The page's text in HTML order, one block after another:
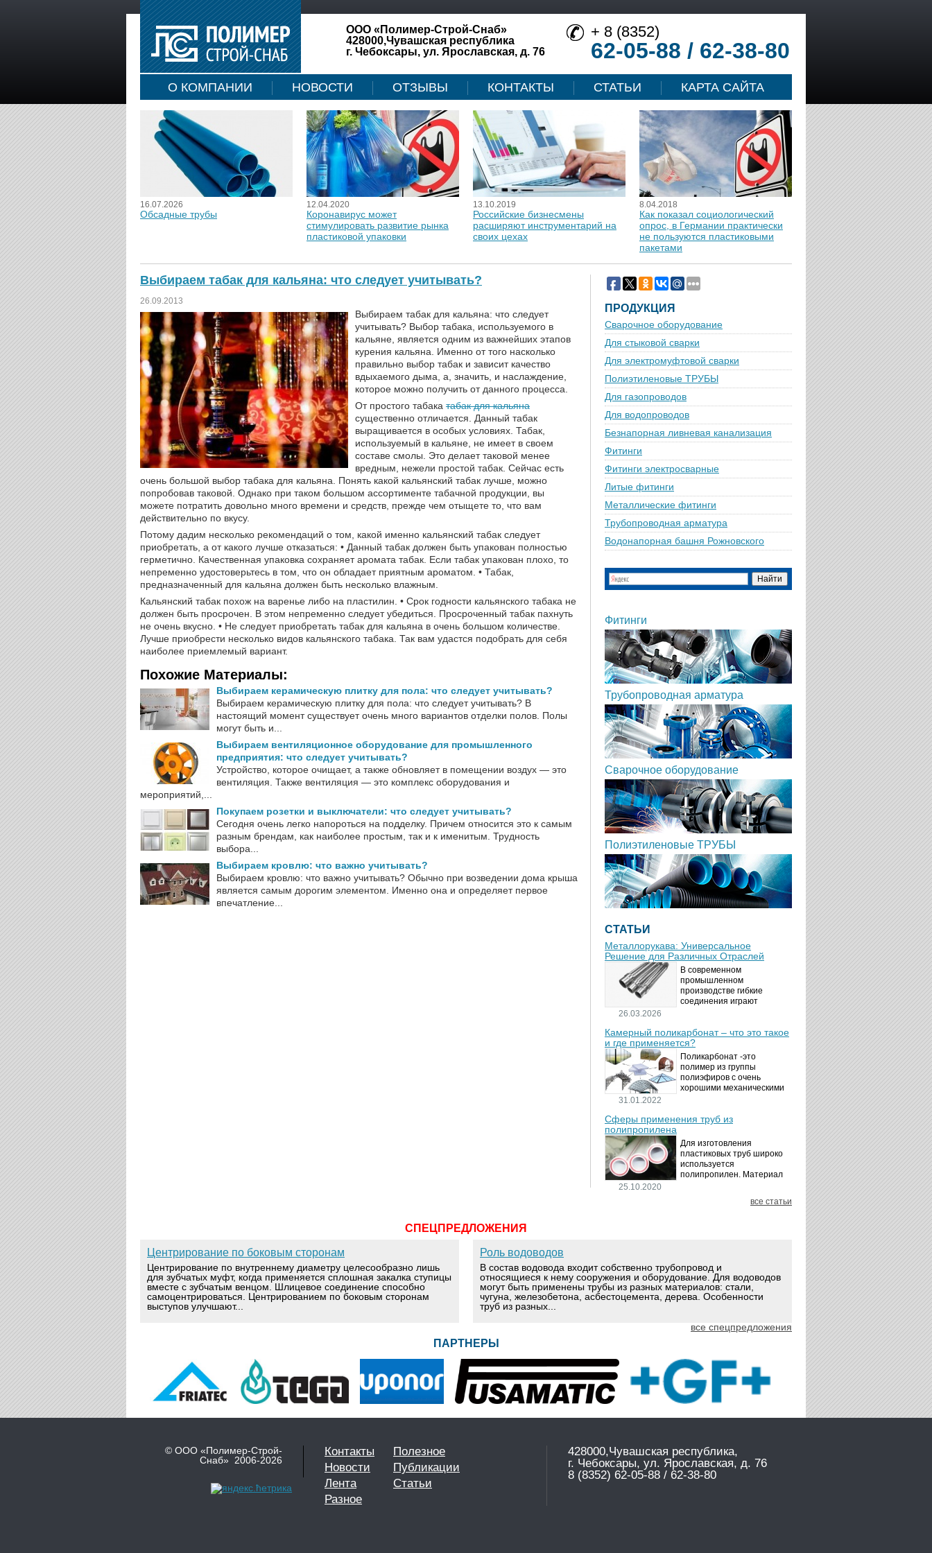
ООО «Полимер-Строй-Снаб»
428000,Чувашская республика
г. Чебоксары, ул. Ярославская, д. 76
+ 8 (8352)
62-05-88 / 62-38-80
О КОМПАНИИ НОВОСТИ ОТЗЫВЫ КОНТАКТЫ СТАТЬИ КАРТА САЙТА
16.07.2026
Обсадные трубы
12.04.2020
Коронавирус может
стимулировать развитие рынка
пластиковой упаковки
13.10.2019
Российские бизнесмены
расширяют инструментарий на
своих цехах
8.04.2018
Как показал социологический
опрос, в Германии практически
не пользуются пластиковыми
пакетами
Выбираем табак для кальяна: что следует учитывать?
26.09.2013
Выбираем табак для кальяна: что следует
учитывать? Выбор табака, используемого в
кальяне, является одним из важнейших этапов
курения кальяна. Именно от того насколько
правильно выбор табак и зависит качество
вдыхаемого дыма, а, значить, и наслаждение,
которое можно получить от данного процесса.
От простого табака табак для кальяна
существенно отличается. Данный табак
выращивается в особых условиях. Табак,
используемый в кальяне, не имеет в своем
составе смолы. Это делает таковой менее
вредным, нежели простой табак. Сейчас есть
очень большой выбор табака для кальяна. Понять какой кальянский табак лучше, можно
попробовав таковой. Однако при таком большом ассортименте табачной продукции, вы
можете потратить довольно много времени и средств, прежде чем отыщете то, что вам
действительно по вкусу.
Потому дадим несколько рекомендаций о том, какой именно кальянский табак следует
приобретать, а от какого лучше отказаться: • Данный табак должен быть упакован полностью
герметично. Качественная упаковка сохраняет аромата табак. Если табак упакован плохо, то
непременно удостоверьтесь в том, что он обладает приятным ароматом. • Табак,
предназначенный для кальяна должен быть несколько влажным.
Кальянский табак похож на варенье либо на пластилин. • Срок годности кальянского табака не
должен быть просрочен. В этом непременно следует убедиться. Просроченный табак пахнуть
не очень вкусно. • Не следует приобретать табак для кальяна в очень большом количестве.
Лучше приобрести несколько видов кальянского табака. Так вам удастся подобрать для себя
наиболее приемлемый вариант.
Похожие Материалы:
Выбираем керамическую плитку для пола: что следует учитывать?
Выбираем керамическую плитку для пола: что следует учитывать? В
настоящий момент существует очень много вариантов отделки полов. Полы
могут быть и...
Выбираем вентиляционное оборудование для промышленного
предприятия: что следует учитывать?
Устройство, которое очищает, а также обновляет в помещении воздух — это
вентиляция. Также вентиляция — это комплекс оборудования и
мероприятий,...
Покупаем розетки и выключатели: что следует учитывать?
Сегодня очень легко напороться на подделку. Причем относится это к самым
разным брендам, как наиболее простым, так и к именитым. Трудность
выбора...
Выбираем кровлю: что важно учитывать?
Выбираем кровлю: что важно учитывать? Обычно при возведении дома крыша
является самым дорогим элементом. Именно она и определяет первое
впечатление...
ПРОДУКЦИЯ
Сварочное оборудование
Для стыковой сварки
Для электромуфтовой сварки
Полиэтиленовые ТРУБЫ
Для газопроводов
Для водопроводов
Безнапорная ливневая канализация
Фитинги
Фитинги электросварные
Литые фитинги
Металлические фитинги
Трубопроводная арматура
Водонапорная башня Рожновского
Фитинги
Трубопроводная арматура
Сварочное оборудование
Полиэтиленовые ТРУБЫ
СТАТЬИ
Металлорукава: Универсальное
Решение для Различных Отраслей
26.03.2026
В современном
промышленном
производстве гибкие
соединения играют
безопасности
технологических процессов.
Металлорукава
представляют собой
универсальные...
Камерный поликарбонат – что это такое
и где применяется?
31.01.2022
Поликарбонат -это
полимер из группы
полиэфиров с очень
хорошими механическими
аморфный, с хорошей
высокой прозрачностью
материал идеально
подходит для...
Сферы применения труб из
полипропилена
25.10.2020
Для изготовления
пластиковых труб широко
используется
полипропилен. Материал
невосприимчив к коррозии,
все статьи
СПЕЦПРЕДЛОЖЕНИЯ
Центрирование по боковым сторонам
Центрирование по внутреннему диаметру целесообразно лишь
для зубчатых муфт, когда применяется сплошная закалка ступицы
вместе с зубчатым венцом. Шлицевое соединение способно
самоцентрироваться. Центрированием по боковым сторонам
выступов улучшают...
Роль водоводов
В состав водовода входит собственно трубопровод и
относящиеся к нему сооружения и оборудование. Для водоводов
могут быть применены трубы из разных материалов: стали,
чугуна, железобетона, асбестоцемента, дерева. Особенности
труб из разных...
все спецпредложения
ПАРТНЕРЫ
© ООО «Полимер-Строй-
Снаб» 2006-2026
Контакты
Новости
Лента
Полезное
Публикации
Статьи
Разное
428000,Чувашская республика,
г. Чебоксары, ул. Ярославская, д. 76
8 (8352) 62-05-88 / 62-38-80